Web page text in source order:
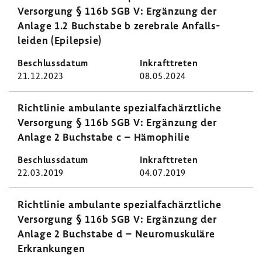
Versor­gung § 116b SGB V: Ergän­zung der
Anlage 1.2 Buch­stabe b zere­brale Anfalls­
leiden (Epilepsie)
21.12.2023 08.05.2024
Richt­linie ambu­lante spezi­al­fach­ärzt­liche
Versor­gung § 116b SGB V: Ergän­zung der
Anlage 2 Buch­stabe c – Hämo­philie
22.03.2019 04.07.2019
Richt­linie ambu­lante spezi­al­fach­ärzt­liche
Versor­gung § 116b SGB V: Ergän­zung der
Anlage 2 Buch­stabe d – Neuro­mus­ku­läre
Erkran­kungen